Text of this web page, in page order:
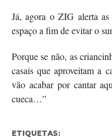
Já, agora o ZIG alerta as
espaço a fim de evitar o
Porque se não, as
casais que aproveitam a
vão acabar por cantar
cueca…”
ETIQUETAS: